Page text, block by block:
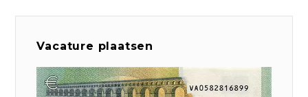
Vacature plaatsen